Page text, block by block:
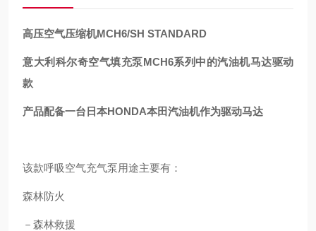
高压空气压缩机MCH6/SH STANDARD
意大利科尔奇空气填充泵MCH6系列中的汽油机马达驱动
款
产品配备一台日本HONDA本田汽油机作为驱动马达
该款呼吸空气充气泵用途主要有：
森林防火
－森林救援